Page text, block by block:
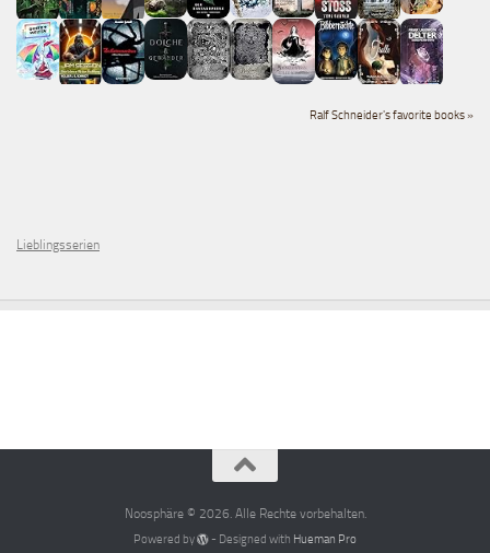
Ralf Schneider's favorite books »
Lieblingsserien
Noosphäre © 2026. Alle Rechte vorbehalten.
Powered by - Designed with Hueman Pro